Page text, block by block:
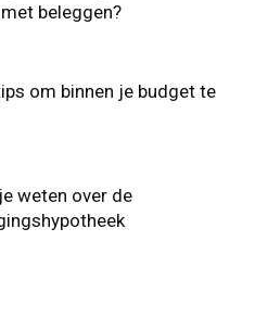
beleggen?
om binnen je budget te
weten over de